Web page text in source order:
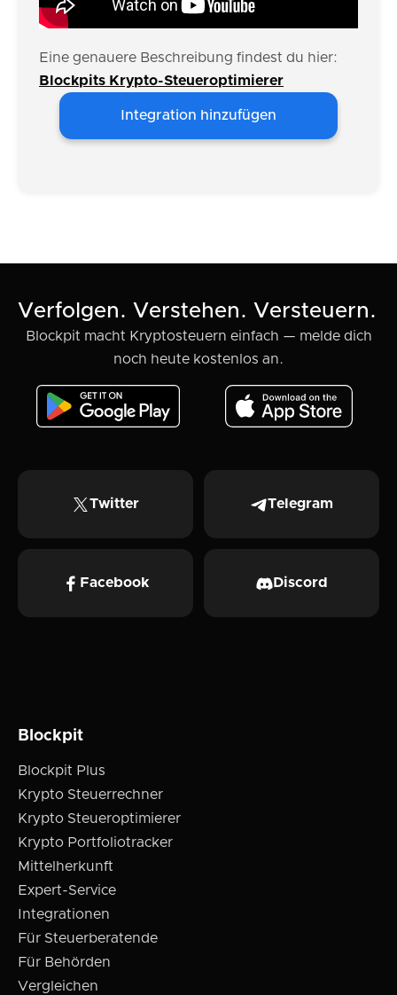
Eine genauere Beschreibung findest du hier:
Blockpits Krypto-Steueroptimierer
Integration hinzufügen
Verfolgen. Verstehen. Versteuern.
Blockpit macht Kryptosteuern einfach — melde dich
noch heute kostenlos an.
Twitter Telegram
Facebook Discord
Blockpit
Blockpit Plus
Krypto Steuerrechner
Krypto Steueroptimierer
Krypto Portfoliotracker
Mittelherkunft
Expert-Service
Integrationen
Für Steuerberatende
Für Behörden
Vergleichen